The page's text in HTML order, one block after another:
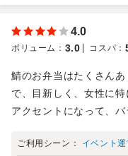
4.0
ボリューム ： 3.0 コスパ ：
鯖のお弁当はたくさん
で、目新しく、女性に
アクセントになって、バ
ご利用シーン： イベント運